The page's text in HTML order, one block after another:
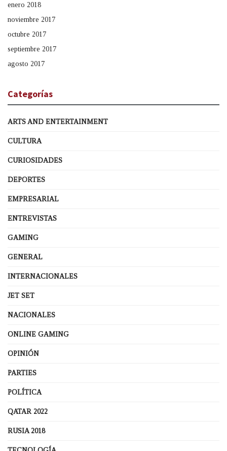
enero 2018
noviembre 2017
octubre 2017
septiembre 2017
agosto 2017
Categorías
ARTS AND ENTERTAINMENT
CULTURA
CURIOSIDADES
DEPORTES
EMPRESARIAL
ENTREVISTAS
GAMING
GENERAL
INTERNACIONALES
JET SET
NACIONALES
ONLINE GAMING
OPINIÓN
PARTIES
POLÍTICA
QATAR 2022
RUSIA 2018